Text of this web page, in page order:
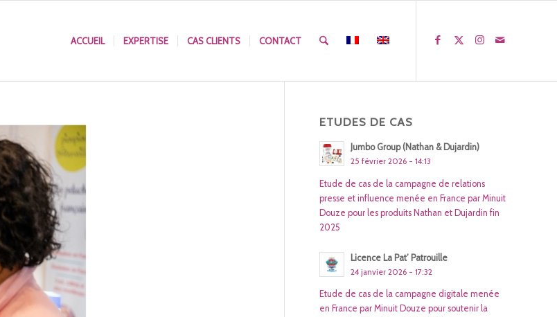
ACCUEIL EXPERTISE CAS CLIENTS CONTACT
ETUDES DE CAS
Jumbo Group (Nathan & Dujardin)
25 février 2026 - 14:13
Etude de cas de la campagne de relations
presse et influence menée en France par Minuit
Douze pour les produits Nathan et Dujardin fin
2025
Licence La Pat’ Patrouille
24 janvier 2026 - 17:32
Etude de cas de la campagne digitale menée
en France par Minuit Douze pour soutenir la